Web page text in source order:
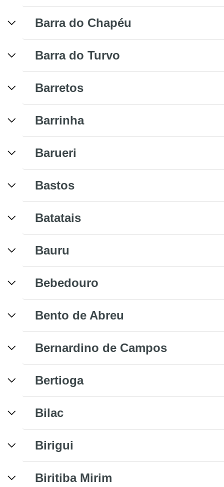
Barra do Chapéu
Barra do Turvo
Barretos
Barrinha
Barueri
Bastos
Batatais
Bauru
Bebedouro
Bento de Abreu
Bernardino de Campos
Bertioga
Bilac
Birigui
Biritiba Mirim